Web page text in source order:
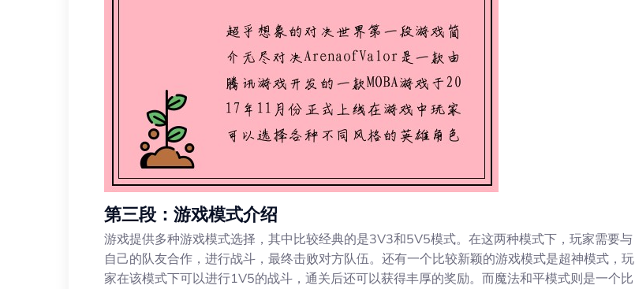
第三段：游戏模式介绍
游戏提供多种游戏模式选择，其中比较经典的是3V3和5V5模式。在这两种模式下，玩家需要与
自己的队友合作，进行战斗，最终击败对方队伍。还有一个比较新颖的游戏模式是超神模式，玩
家在该模式下可以进行1V5的战斗，通关后还可以获得丰厚的奖励。而魔法和平模式则是一个比